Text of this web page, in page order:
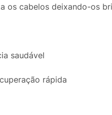
os cabelos deixando-os
saudável
rápida